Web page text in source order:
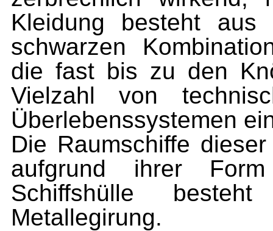
Kleidung besteht aus
schwarzen
die fast bis zu den
Vielzahl von
Überlebenssystemen
Die Raumschiffe
aufgrund ihrer
Schiffshülle
Metallegirung.